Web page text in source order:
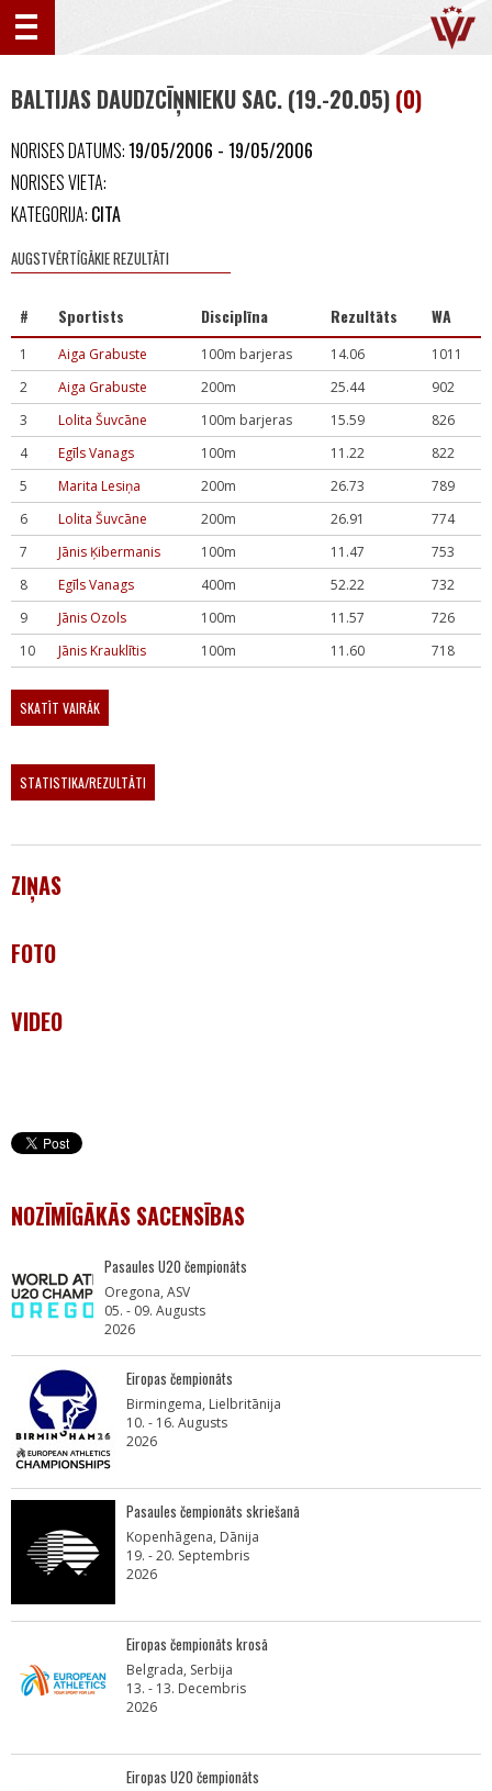
BALTIJAS DAUDZCĪŅNIEKU SAC. (19.-20.05) (0)
NORISES DATUMS:19/05/2006 - 19/05/2006
NORISES VIETA:
KATEGORIJA: CITA
AUGSTVĒRTĪGĀKIE REZULTĀTI
# Sportists Disciplīna Rezultāts WA
1 Aiga Grabuste 100m barjeras 14.06
1011
2
Aiga Grabuste 200m 25.44
902
3
Lolita Šuvcāne 100m barjeras 15.59
826
4
Egīls Vanags 100m 11.22
822
5
Marita Lesiņa 200m 26.73
789
6
Lolita Šuvcāne 200m 26.91
774
7
Jānis Ķibermanis 100m 11.47
753
8
Egīls Vanags 400m 52.22
732
9
Jānis Ozols 100m 11.57
726
10
Jānis Krauklītis 100m 11.60 718
SKATĪT VAIRĀK
STATISTIKA/REZULTĀTI
ZIŅAS
FOTO
VIDEO
NOZĪMĪGĀKĀS SACENSĪBAS
Pasaules U20 čempionāts
Oregona, ASV
05. - 09. Augusts
2026
Eiropas čempionāts
Birmingema, Lielbritānija
10. - 16. Augusts
2026
Pasaules čempionāts skriešanā
Kopenhāgena, Dānija
19. - 20. Septembris
2026
Eiropas čempionāts krosā
Belgrada, Serbija
13. - 13. Decembris
2026
Eiropas U20 čempionāts